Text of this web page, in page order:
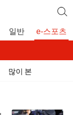
일반 e-스포츠
많이 본